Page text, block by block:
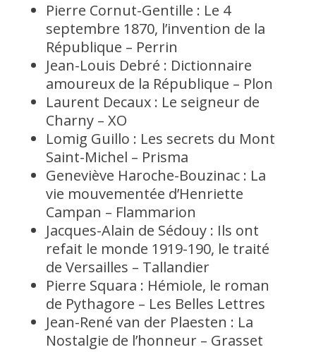
Pierre Cornut-Gentille : Le 4
septembre 1870, l’invention de la
République – Perrin
Jean-Louis Debré : Dictionnaire
amoureux de la République – Plon
Laurent Decaux : Le seigneur de
Charny – XO
Lomig Guillo : Les secrets du Mont
Saint-Michel – Prisma
Geneviève Haroche-Bouzinac : La
vie mouvementée d’Henriette
Campan – Flammarion
Jacques-Alain de Sédouy : Ils ont
refait le monde 1919-190, le traité
de Versailles – Tallandier
Pierre Squara : Hémiole, le roman
de Pythagore – Les Belles Lettres
Jean-René van der Plaesten : La
Nostalgie de l’honneur – Grasset